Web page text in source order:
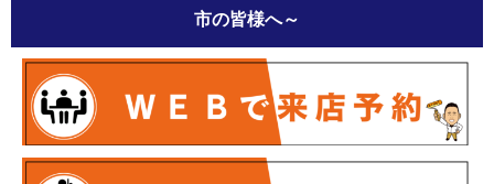
市の皆様へ～